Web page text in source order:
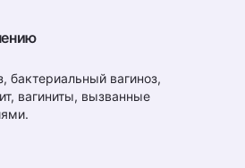
бактериальный вагиноз,
вагиниты, вызванные